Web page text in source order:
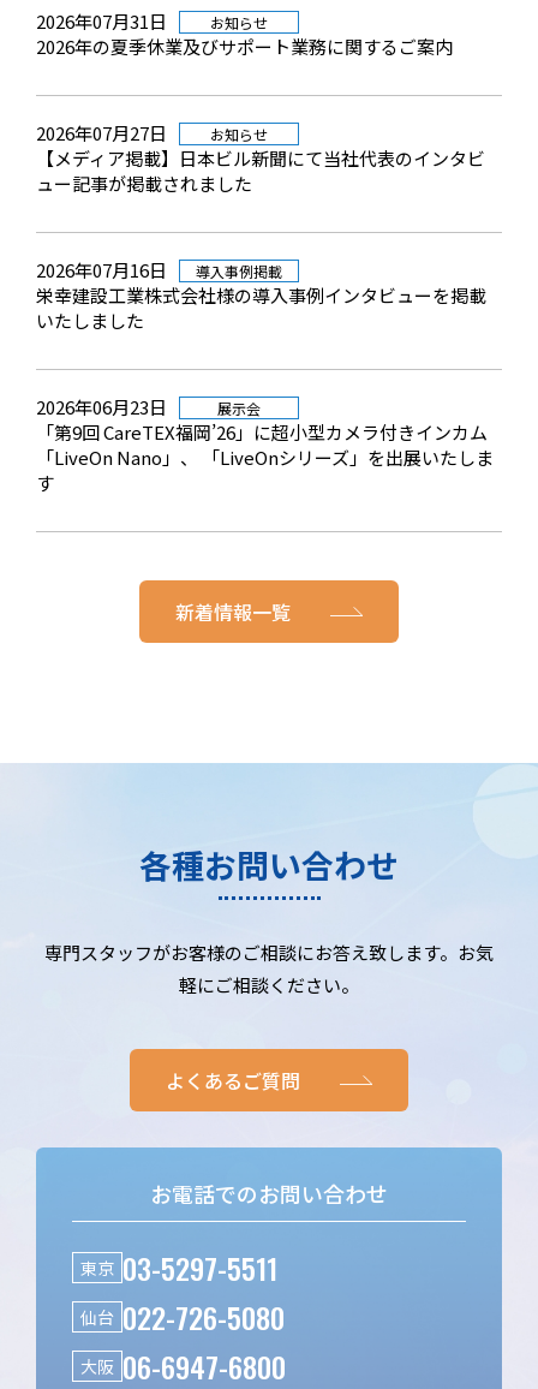
2026年07月31日 お知らせ
2026年の夏季休業及びサポート業務に関するご案内
2026年07月27日 お知らせ
【メディア掲載】日本ビル新聞にて当社代表のインタビ
ュー記事が掲載されました
2026年07月16日 導入事例掲載
栄幸建設工業株式会社様の導入事例インタビューを掲載
いたしました
2026年06月23日 展示会
「第9回 CareTEX福岡’26」に超小型カメラ付きインカム
「LiveOn Nano」、 「LiveOnシリーズ」を出展いたしま
す
新着情報一覧
各種お問い合わせ
専門スタッフがお客様のご相談にお答え致します。お気
軽にご相談ください。
よくあるご質問
お電話でのお問い合わせ
東京 03-5297-5511
仙台 022-726-5080
大阪 06-6947-6800